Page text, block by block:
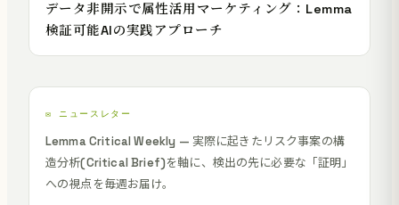
データ非開示で属性活用マーケティング：Lemma
検証可能AIの実践アプローチ
✉️ ニュースレター
Lemma Critical Weekly — 実際に起きたリスク事案の構
造分析(Critical Brief)を軸に、検出の先に必要な「証明」
への視点を毎週お届け。